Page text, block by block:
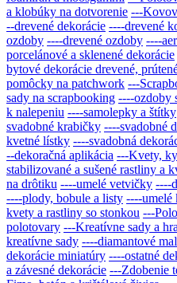
a klobúky na dotvorenie ---
--drevené dekorácie ----drevené
ozdoby ----drevené ozdoby ----
porcelánové a sklenené dekorácie
bytové dekorácie drevené,
pomôcky na patchwork ---
sady na scrapbooking ----ozdoby
k nalepeniu ----samolepky a štítky
svadobné krabičky ----svadobné
kvetné lístky ----svadobná
--dekoračná aplikácia ---Kvety,
stabilizované a sušené rastliny a
na drôtiku ----umelé vetvičky ----
----plody, bobule a listy ----umelé
kvety a rastliny so stonkou ---
polotovary ---Kreatívne sady a
kreatívne sady ----diamantové
dekorácie miniatúry ----ostatné
a závesné dekorácie ---Zdobenie